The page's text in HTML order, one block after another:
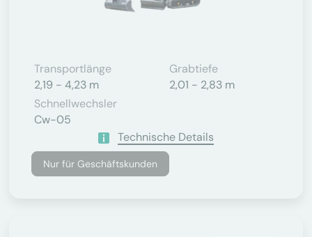
Transportlänge
2,19 - 4,23 m
Grabtiefe
2,01 - 2,83 m
Schnellwechsler
Cw-05
Technische Details
Nur für Geschäftskunden